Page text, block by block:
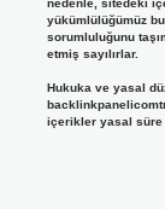
nedenle, sitedeki
yükümlülüğümüz
sorumluluğunu
etmiş sayılırlar.
Hukuka ve yasal
içerikler yasal süre